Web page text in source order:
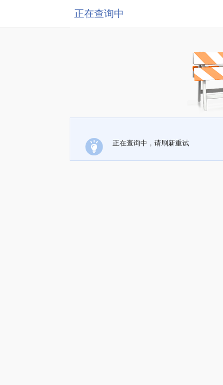
正在查询中
正在查询中，请刷新重试